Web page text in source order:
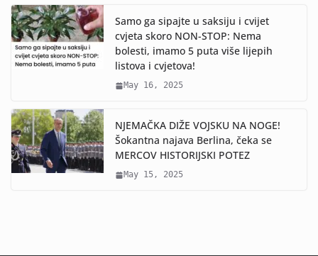
Samo ga sipajte u saksiju i cvijet
cvjeta skoro NON-STOP: Nema
bolesti, imamo 5 puta više lijepih
listova i cvjetova!
May 16, 2025
NJEMAČKA DIŽE VOJSKU NA NOGE!
Šokantna najava Berlina, čeka se
MERCOV HISTORIJSKI POTEZ
May 15, 2025